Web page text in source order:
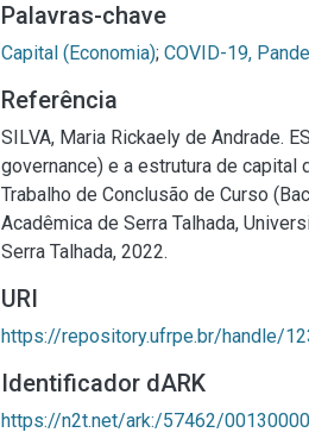
Palavras-chave
Capital (Economia); COVID-19,
Referência
SILVA, Maria Rickaely de Andrade.
governance) e a estrutura de capital
Trabalho de Conclusão de Curso
Acadêmica de Serra Talhada,
Serra Talhada, 2022.
URI
https://repository.ufrpe.br/handle/
Identificador dARK
https://n2t.net/ark:/57462/